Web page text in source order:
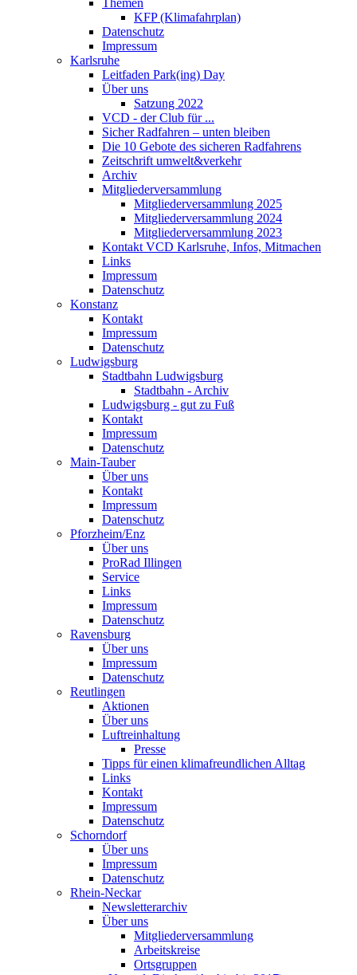
Themen
KFP (Klimafahrplan)
Datenschutz
Impressum
Karlsruhe
Leitfaden Park(ing) Day
Über uns
Satzung 2022
VCD - der Club für ...
Sicher Radfahren – unten bleiben
Die 10 Gebote des sicheren Radfahrens
Zeitschrift umwelt&verkehr
Archiv
Mitgliederversammlung
Mitgliederversammlung 2025
Mitgliederversammlung 2024
Mitgliederversammlung 2023
Kontakt VCD Karlsruhe, Infos, Mitmachen
Links
Impressum
Datenschutz
Konstanz
Kontakt
Impressum
Datenschutz
Ludwigsburg
Stadtbahn Ludwigsburg
Stadtbahn - Archiv
Ludwigsburg - gut zu Fuß
Kontakt
Impressum
Datenschutz
Main-Tauber
Über uns
Kontakt
Impressum
Datenschutz
Pforzheim/Enz
Über uns
ProRad Illingen
Service
Links
Impressum
Datenschutz
Ravensburg
Über uns
Impressum
Datenschutz
Reutlingen
Aktionen
Über uns
Luftreinhaltung
Presse
Tipps für einen klimafreundlichen Alltag
Links
Kontakt
Impressum
Datenschutz
Schorndorf
Über uns
Impressum
Datenschutz
Rhein-Neckar
Newsletterarchiv
Über uns
Mitgliederversammlung
Arbeitskreise
Ortsgruppen